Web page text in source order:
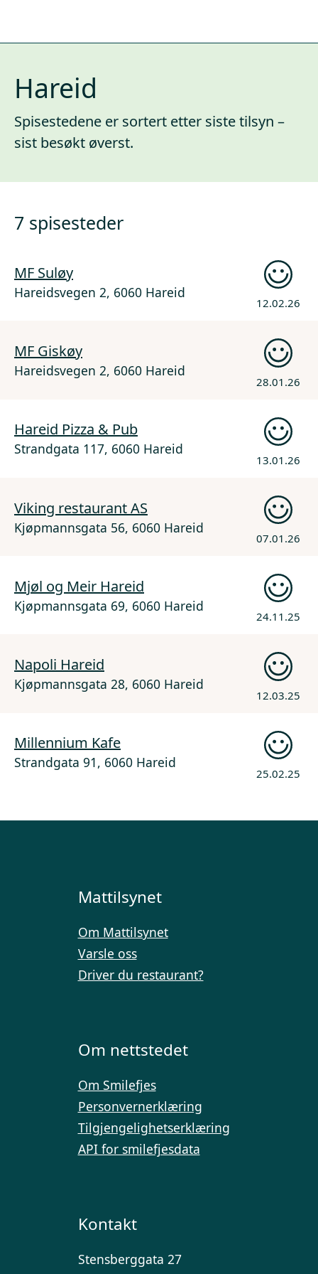
Hareid
Spisestedene er sortert etter siste tilsyn –
sist besøkt øverst.
7 spisesteder
MF Suløy
Hareidsvegen 2, 6060 Hareid
12.02.26
MF Giskøy
Hareidsvegen 2, 6060 Hareid
28.01.26
Hareid Pizza & Pub
Strandgata 117, 6060 Hareid
13.01.26
Viking restaurant AS
Kjøpmannsgata 56, 6060 Hareid
07.01.26
Mjøl og Meir Hareid
Kjøpmannsgata 69, 6060 Hareid
24.11.25
Napoli Hareid
Kjøpmannsgata 28, 6060 Hareid
12.03.25
Millennium Kafe
Strandgata 91, 6060 Hareid
25.02.25
Mattilsynet
Om Mattilsynet
Varsle oss
Driver du restaurant?
Om nettstedet
Om Smilefjes
Personvernerklæring
Tilgjengelighetserklæring
API for smilefjesdata
Kontakt
Stensberggata 27